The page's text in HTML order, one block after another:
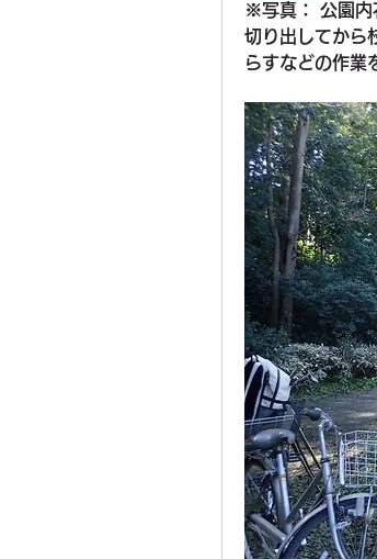
※写真： 公園内
切り出してから
らすなどの作業